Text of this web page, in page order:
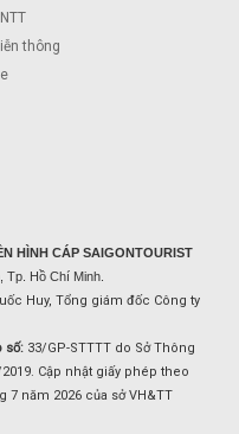
thông
HÌNH CÁP SAIGONTOURIST
Tp. Hồ Chí Minh.
Huy, Tổng giám đốc Công ty
số: 33/GP-STTTT do Sở Thông
Cập nhật giấy phép theo
7 năm 2026 của sở VH&TT